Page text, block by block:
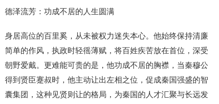
德泽流芳：功成不居的人生圆满
身居高位的百里奚，从未被权力迷失本心。他始终保持清廉
简单的作风，执政时轻徭薄赋，将百姓疾苦放在首位，深受
朝野爱戴。更难能可贵的是，他功成不居的胸襟，当秦穆公
得到贤臣蹇叔时，他主动让出左相之位，促成秦国强盛的智
囊集团，这种见贤则让的格局，为秦国的人才汇聚与长远发